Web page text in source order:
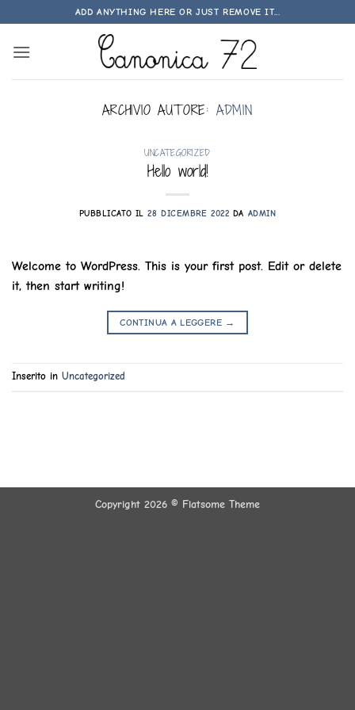
ai
contenuti
ADD ANYTHING HERE OR JUST REMOVE IT...
ARCHIVIO AUTORE: ADMIN
UNCATEGORIZED
Hello world!
PUBBLICATO IL28 DICEMBRE 2022 DA ADMIN
Welcome to WordPress. This is your first post. Edit or delete
it, then start writing!
CONTINUA A LEGGERE →
Inserito in Uncategorized
Copyright 2026 © Flatsome Theme